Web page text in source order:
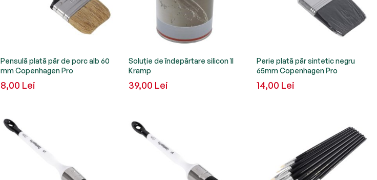
Pensulă plată păr de porc alb 60
mm Copenhagen Pro
8,00 Lei
Soluție de îndepărtare silicon 1l
Kramp
39,00 Lei
Perie plată păr sintetic negru
65mm Copenhagen Pro
14,00 Lei